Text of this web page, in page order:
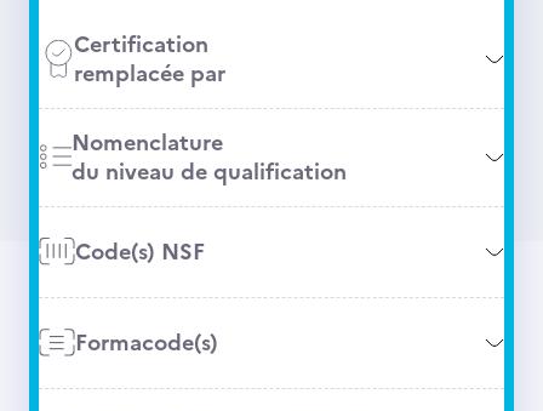
Certification
remplacée par
Nomenclature
du niveau de qualification
Code(s) NSF
Formacode(s)